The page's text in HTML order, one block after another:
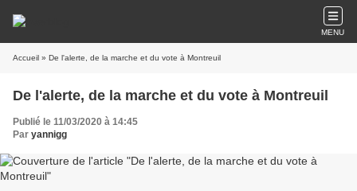
MENU
Accueil » De l'alerte, de la marche et du vote à Montreuil
De l'alerte, de la marche et du vote à Montreuil
Publié le 11/03/2020 à 14:45
Par yannigg